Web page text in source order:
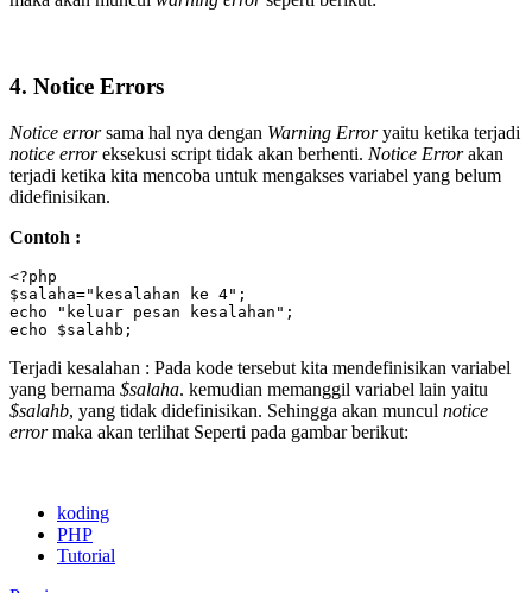
4. Notice Errors
Notice errorsama hal nya dengan Warning Erroryaitu ketika terjadi
notice erroreksekusi script tidak akan berhenti. Notice Errorakan
terjadi ketika kita mencoba untuk mengakses variabel yang belum
didefinisikan.
Contoh :
<?php
$salaha="kesalahan ke 4";
echo "keluar pesan kesalahan";
echo $salahb;
Terjadi kesalahan : Pada kode tersebut kita mendefinisikan variabel
yang bernama $salaha. kemudian memanggil variabel lain yaitu
$salahb, yang tidak didefinisikan. Sehingga akan muncul notice
errormaka akan terlihat Seperti pada gambar berikut:
koding
PHP
Tutorial